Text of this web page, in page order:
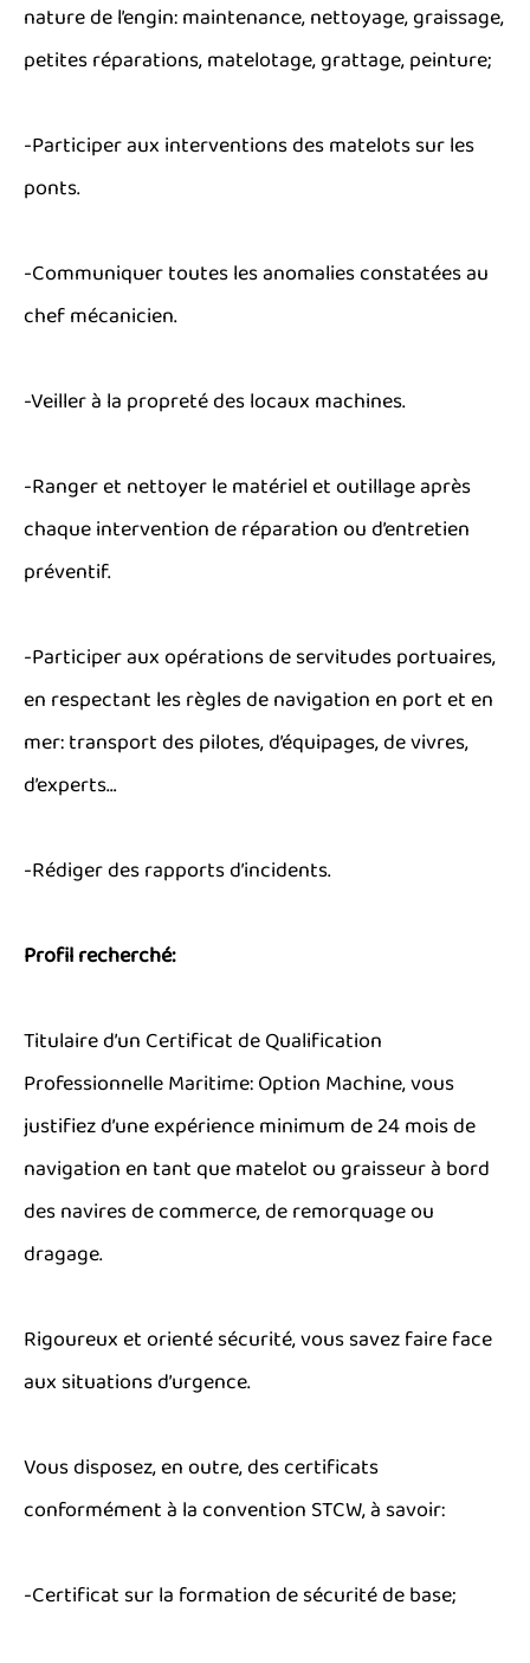
nature de l’engin: maintenance, nettoyage, graissage,
petites réparations, matelotage, grattage, peinture;
-Participer aux interventions des matelots sur les
ponts.
-Communiquer toutes les anomalies constatées au
chef mécanicien.
-Veiller à la propreté des locaux machines.
-Ranger et nettoyer le matériel et outillage après
chaque intervention de réparation ou d’entretien
préventif.
-Participer aux opérations de servitudes portuaires,
en respectant les règles de navigation en port et en
mer: transport des pilotes, d’équipages, de vivres,
d’experts…
-Rédiger des rapports d’incidents.
Profil recherché:
Titulaire d’un Certificat de Qualification
Professionnelle Maritime: Option Machine, vous
justifiez d’une expérience minimum de 24 mois de
navigation en tant que matelot ou graisseur à bord
des navires de commerce, de remorquage ou
dragage.
Rigoureux et orienté sécurité, vous savez faire face
aux situations d’urgence.
Vous disposez, en outre, des certificats
conformément à la convention STCW, à savoir:
-Certificat sur la formation de sécurité de base;